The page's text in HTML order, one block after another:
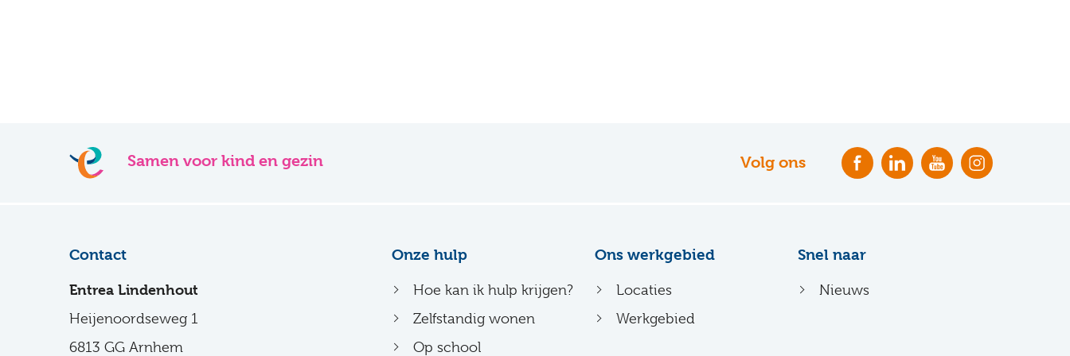
Samen voor kind en gezin Volg ons
Contact
Entrea Lindenhout
Heijenoordseweg 1
6813 GG Arnhem
Onze hulp
Hoe kan ik hulp krijgen?
Zelfstandig wonen
Op school
Ons werkgebied
Locaties
Werkgebied
Snel naar
Nieuws